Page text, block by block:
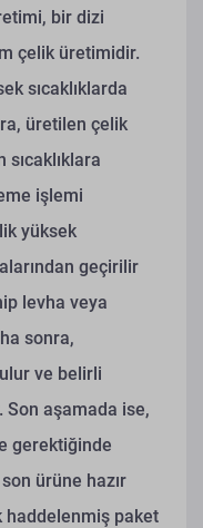
bir dizi
çelik üretimidir.
sıcaklıklarda
üretilen çelik
işlemi
yüksek
geçirilir
levha veya
sonra,
ve belirli
aşamada ise,
gerektiğinde
ürüne hazır
haddelenmiş paket